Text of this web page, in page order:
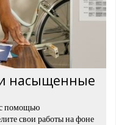
насыщенные
помощью
свои работы на фоне